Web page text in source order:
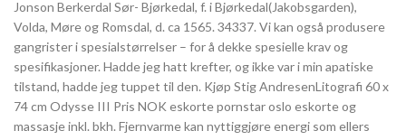
Jonson Berkerdal Sør- Bjørkedal, f. i Bjørkedal(Jakobsgarden),
Volda, Møre og Romsdal, d. ca 1565. 34337. Vi kan også produsere
gangrister i spesialstørrelser – for å dekke spesielle krav og
spesifikasjoner. Hadde jeg hatt krefter, og ikke var i min apatiske
tilstand, hadde jeg tuppet til den. Kjøp Stig AndresenLitografi 60 x
74 cm Odysse III Pris NOK eskorte pornstar oslo eskorte og
massasje inkl. bkh. Fjernvarme kan nyttiggjøre energi som ellers